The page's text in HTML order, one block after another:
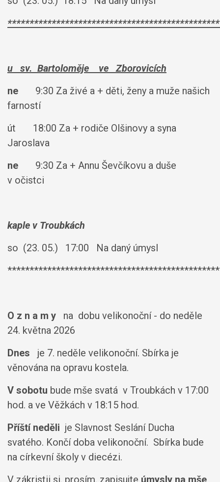
u sv. Bartoloměje
ve Zborovicích
ne
9:30 Za živé a + děti, ženy a muže našich
farností
út 18:00 Za + rodiče Olšinovy a syna
Jaroslava
ne
9:30 Za + Annu Ševčíkovu a duše
v očistci
kaple v Troubkách
so (23. 05.) 17:00 Na daný úmysl
O z n a m y na dobu velikonoční - do neděle
24. května 2026
Dnes
je 7. neděle velikonoční. Sbírka je
věnována na opravu kostela.
V sobotu bude mše svatá v Troubkách v 17:00
hod. a ve Věžkách v 18:15 hod.
Příští neděli je Slavnost Seslání Ducha
svatého. Končí doba velikonoční. Sbírka bude
na církevní školy v diecézi.
V zákristii si, prosím, zapisujte úmysly na mše